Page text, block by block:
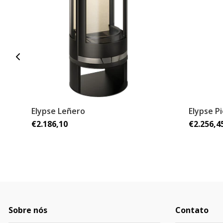
Elypse Leñero
€2.186,10
Elypse
Sobre nós Contato